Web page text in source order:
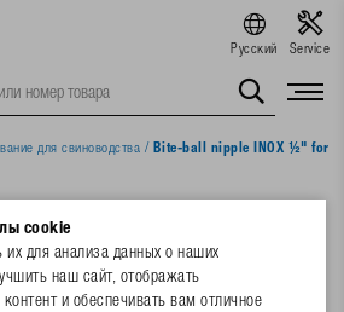
Русский Service
для свиноводства / Bite-ball nipple INOX ½" for
cookie
для анализа данных о наших
наш сайт, отображать
и обеспечивать вам отличное